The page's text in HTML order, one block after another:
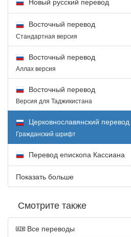
Восточный перевод
Стандартная версия
Восточный перевод
Аллах версия
Восточный перевод
Версия для Таджикистана
Церковнославянский перевод
Гражданский шрифт
Перевод епископа Кассиана
Показать больше
Смотрите также
Все переводы